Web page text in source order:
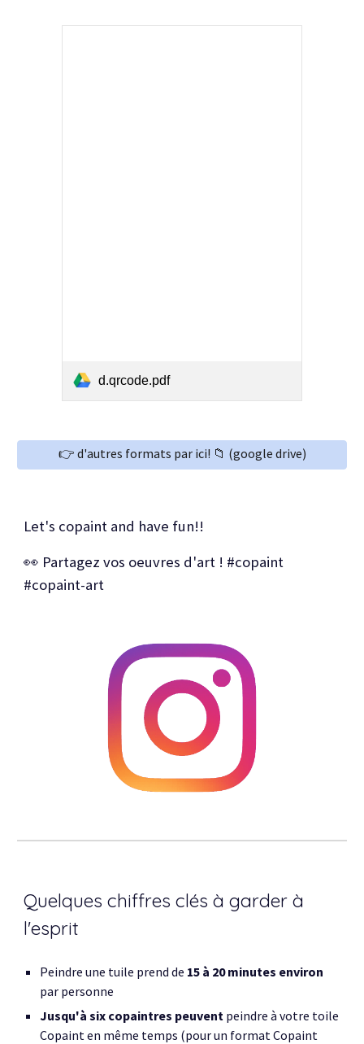
d.qrcode.pdf
👉 d'autres formats par ici! 📁 (google drive)
Let's copaint and have fun!!
👀 Partagez vos oeuvres d'art ! #copaint
#copaint-art
Quelques chiffres clés à garder à
l'esprit
Peindre une tuile prend de 15 à 20 minutes environ
par personne
Jusqu'à six copaintres peuvent peindre à votre toile
Copaint en même temps (pour un format Copaint